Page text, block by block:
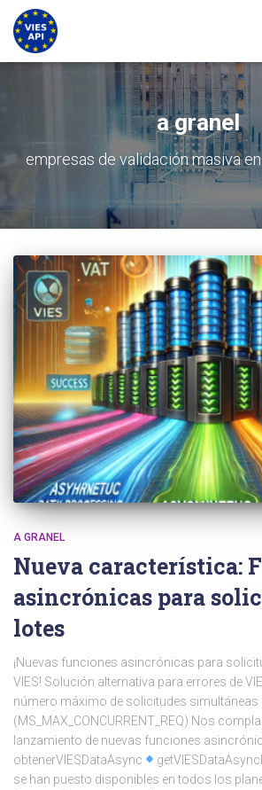
a granel
empresas de validación masiva
A GRANEL
Nueva característica:
asincrónicas para
lotes
¡Nuevas funciones asincrónicas para
VIES! Solución alternativa para errores de
número máximo de solicitudes simultáneas
(MS_MAX_CONCURRENT_REQ) Nos
lanzamiento de nuevas funciones
obtenerVIESDataAsync
se han puesto disponibles en todos los